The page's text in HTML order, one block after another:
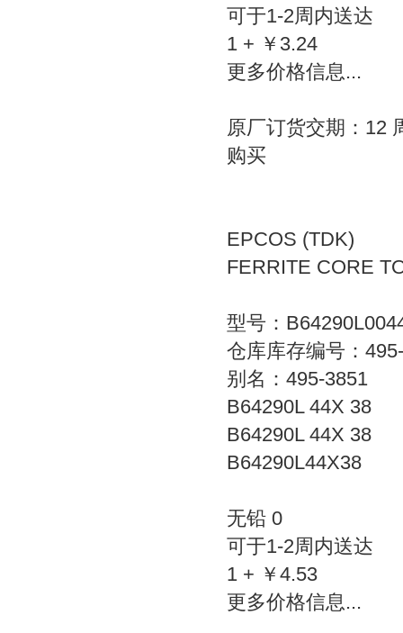
可于1-2周内送达
1 + ￥3.24
更多价格信息...
原厂订货交期：12
购买
EPCOS (TDK)
FERRITE CORE
型号：
仓库库存编号：
别名：495-3851
B64290L 44X 38
B64290L 44X 38
B64290L44X38
无铅 0
可于1-2周内送达
1 + ￥4.53
更多价格信息...